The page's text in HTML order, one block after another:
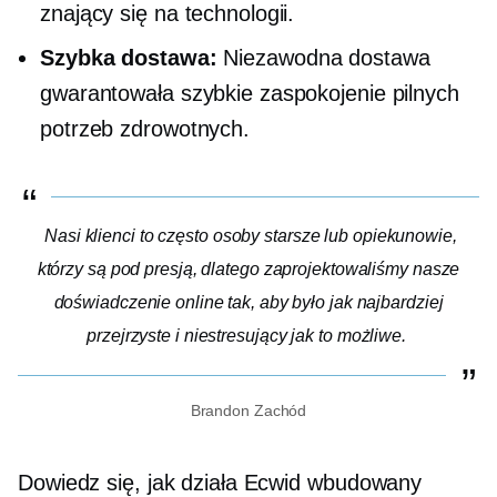
znający się na technologii.
Szybka dostawa: Niezawodna dostawa
gwarantowała szybkie zaspokojenie pilnych
potrzeb zdrowotnych.
Nasi klienci to często osoby starsze lub opiekunowie,
którzy są pod presją, dlatego zaprojektowaliśmy nasze
doświadczenie online tak, aby było jak najbardziej
przejrzyste i niestresującyjak to możliwe.
Brandon Zachód
Dowiedz się, jak działa Ecwid wbudowany